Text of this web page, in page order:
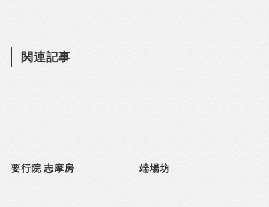
関連記事
要行院 志摩房 端場坊